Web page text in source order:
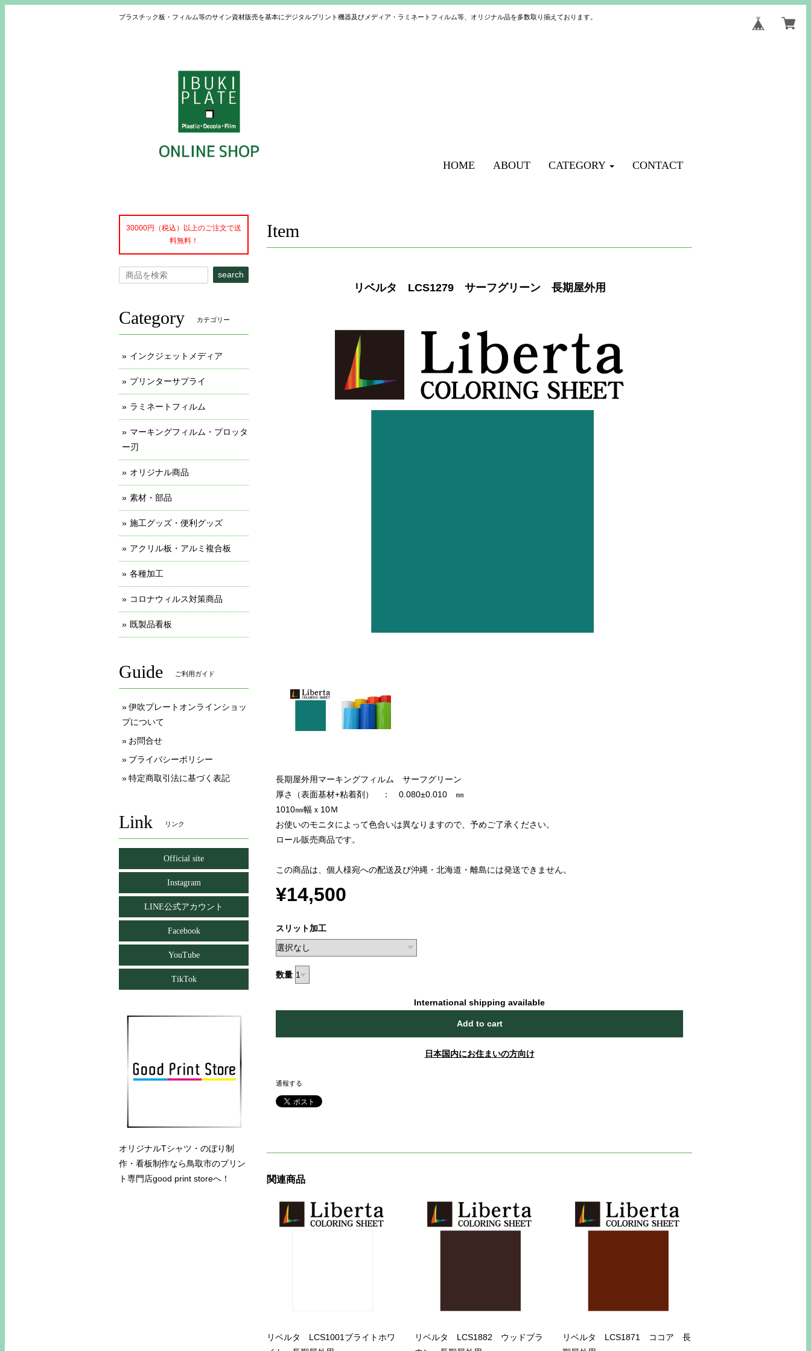
プラスチック板・フィルム等のサイン資材販売を基本にデジタルプリント機器及びメディア・ラミネートフィルム等、オリジナル品を多数取り揃えております。
HOME ABOUT CATEGORY CONTACT
Item
リベルタ LCS1279 サーフグリーン 長期屋外用
長期屋外用マーキングフィルム サーフグリーン
厚さ（表面基材+粘着剤） ： 0.080±0.010 ㎜
1010㎜幅ｘ10Ｍ
お使いのモニタによって色合いは異なりますので、予めご了承ください。
ロール販売商品です。
この商品は、個人様宛への配送及び沖縄・北海道・離島には発送できません。
¥14,500
スリット加工
数量
International shipping available
Add to cart
日本国内にお住まいの方向け
通報する
関連商品
リベルタ LCS1001ブライトホワ
リベルタ LCS1882 ウッドブラ
リベルタ LCS1871 ココア 長
30000円（税込）以上のご注文で送
料無料！
search
Category カテゴリー
インクジェットメディア
プリンターサプライ
ラミネートフィルム
マーキングフィルム・プロッタ
ー刃
オリジナル商品
素材・部品
施工グッズ・便利グッズ
アクリル板・アルミ複合板
各種加工
コロナウィルス対策商品
既製品看板
Guide ご利用ガイド
伊吹プレートオンラインショッ
プについて
お問合せ
プライバシーポリシー
特定商取引法に基づく表記
Link リンク
Official site
Instagram
LINE公式アカウント
Facebook
YouTube
TikTok
オリジナルTシャツ・のぼり制
作・看板制作なら鳥取市のプリン
ト専門店good print storeへ！